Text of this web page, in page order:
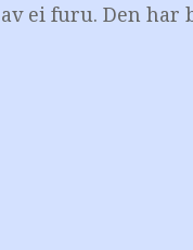
av ei furu. Den har